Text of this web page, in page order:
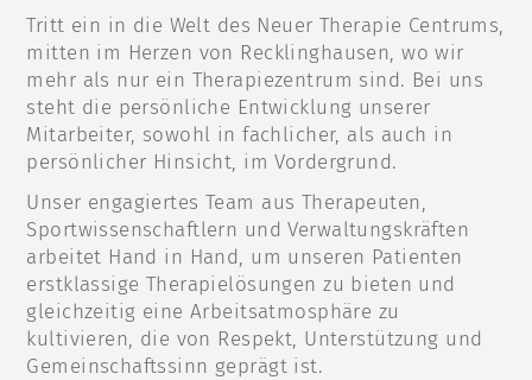
Tritt ein in die Welt des Neuer Therapie Centrums,
mitten im Herzen von Recklinghausen, wo wir
mehr als nur ein Therapiezentrum sind. Bei uns
steht die persönliche Entwicklung unserer
Mitarbeiter, sowohl in fachlicher, als auch in
persönlicher Hinsicht, im Vordergrund.
Unser engagiertes Team aus Therapeuten,
Sportwissenschaftlern und Verwaltungskräften
arbeitet Hand in Hand, um unseren Patienten
erstklassige Therapielösungen zu bieten und
gleichzeitig eine Arbeitsatmosphäre zu
kultivieren, die von Respekt, Unterstützung und
Gemeinschaftssinn geprägt ist.